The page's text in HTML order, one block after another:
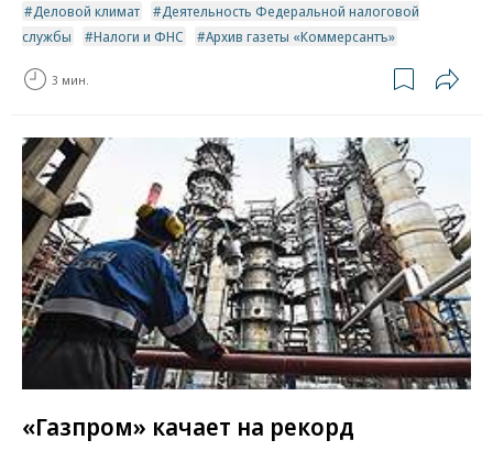
Деловой климат
Деятельность Федеральной налоговой
службы
Налоги и ФНС Архив газеты «Коммерсантъ»
3 мин.
«Газпром» качает на рекорд